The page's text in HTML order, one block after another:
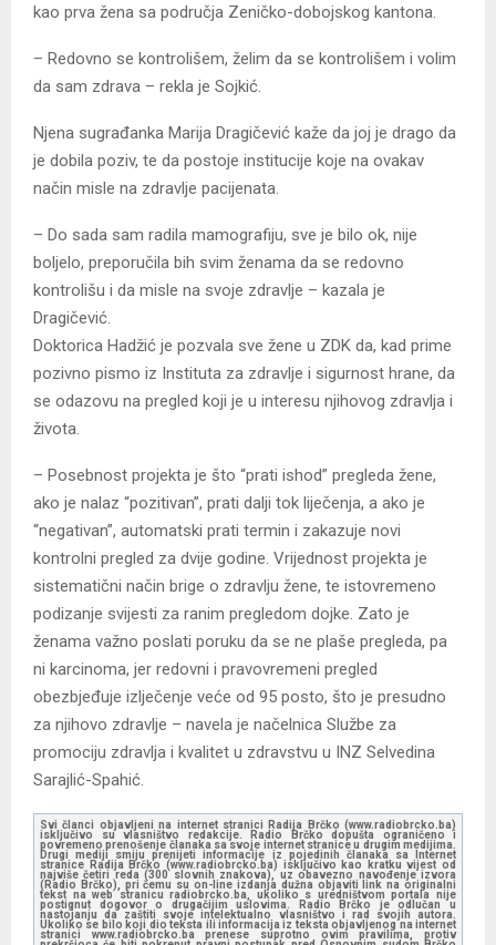
kao prva žena sa područja Zeničko-dobojskog kantona.
– Redovno se kontrolišem, želim da se kontrolišem i volim
da sam zdrava – rekla je Sojkić.
Njena sugrađanka Marija Dragičević kaže da joj je drago da
je dobila poziv, te da postoje institucije koje na ovakav
način misle na zdravlje pacijenata.
– Do sada sam radila mamografiju, sve je bilo ok, nije
boljelo, preporučila bih svim ženama da se redovno
kontrolišu i da misle na svoje zdravlje – kazala je
Dragičević.
Doktorica Hadžić je pozvala sve žene u ZDK da, kad prime
pozivno pismo iz Instituta za zdravlje i sigurnost hrane, da
se odazovu na pregled koji je u interesu njihovog zdravlja i
života.
– Posebnost projekta je što “prati ishod” pregleda žene,
ako je nalaz “pozitivan”, prati dalji tok liječenja, a ako je
“negativan”, automatski prati termin i zakazuje novi
kontrolni pregled za dvije godine. Vrijednost projekta je
sistematični način brige o zdravlju žene, te istovremeno
podizanje svijesti za ranim pregledom dojke. Zato je
ženama važno poslati poruku da se ne plaše pregleda, pa
ni karcinoma, jer redovni i pravovremeni pregled
obezbjeđuje izlječenje veće od 95 posto, što je presudno
za njihovo zdravlje – navela je načelnica Službe za
promociju zdravlja i kvalitet u zdravstvu u INZ Selvedina
Sarajlić-Spahić.
Svi članci objavljeni na internet stranici Radija Brčko (www.radiobrcko.ba)
isključivo su vlasništvo redakcije. Radio Brčko dopušta ograničeno i
povremeno prenošenje članaka sa svoje internet stranice u drugim medijima.
Drugi mediji smiju prenijeti informacije iz pojedinih članaka sa Internet
stranice Radija Brčko (www.radiobrcko.ba) isključivo kao kratku vijest od
najviše četiri reda (300 slovnih znakova), uz obavezno navođenje izvora
(Radio Brčko), pri čemu su on-line izdanja dužna objaviti link na originalni
tekst na web stranicu radiobrcko.ba, ukoliko s uredništvom portala nije
postignut dogovor o drugačijim uslovima. Radio Brčko je odlučan u
nastojanju da zaštiti svoje intelektualno vlasništvo i rad svojih autora.
Ukoliko se bilo koji dio teksta ili informacija iz teksta objavljenog na internet
stranici www.radiobrcko.ba prenese suprotno ovim pravilima, protiv